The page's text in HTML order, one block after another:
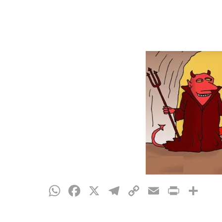
Hit enter to search or ESC to close
WhatsApp
Facebook
X Telegram
CopyEmailPrint